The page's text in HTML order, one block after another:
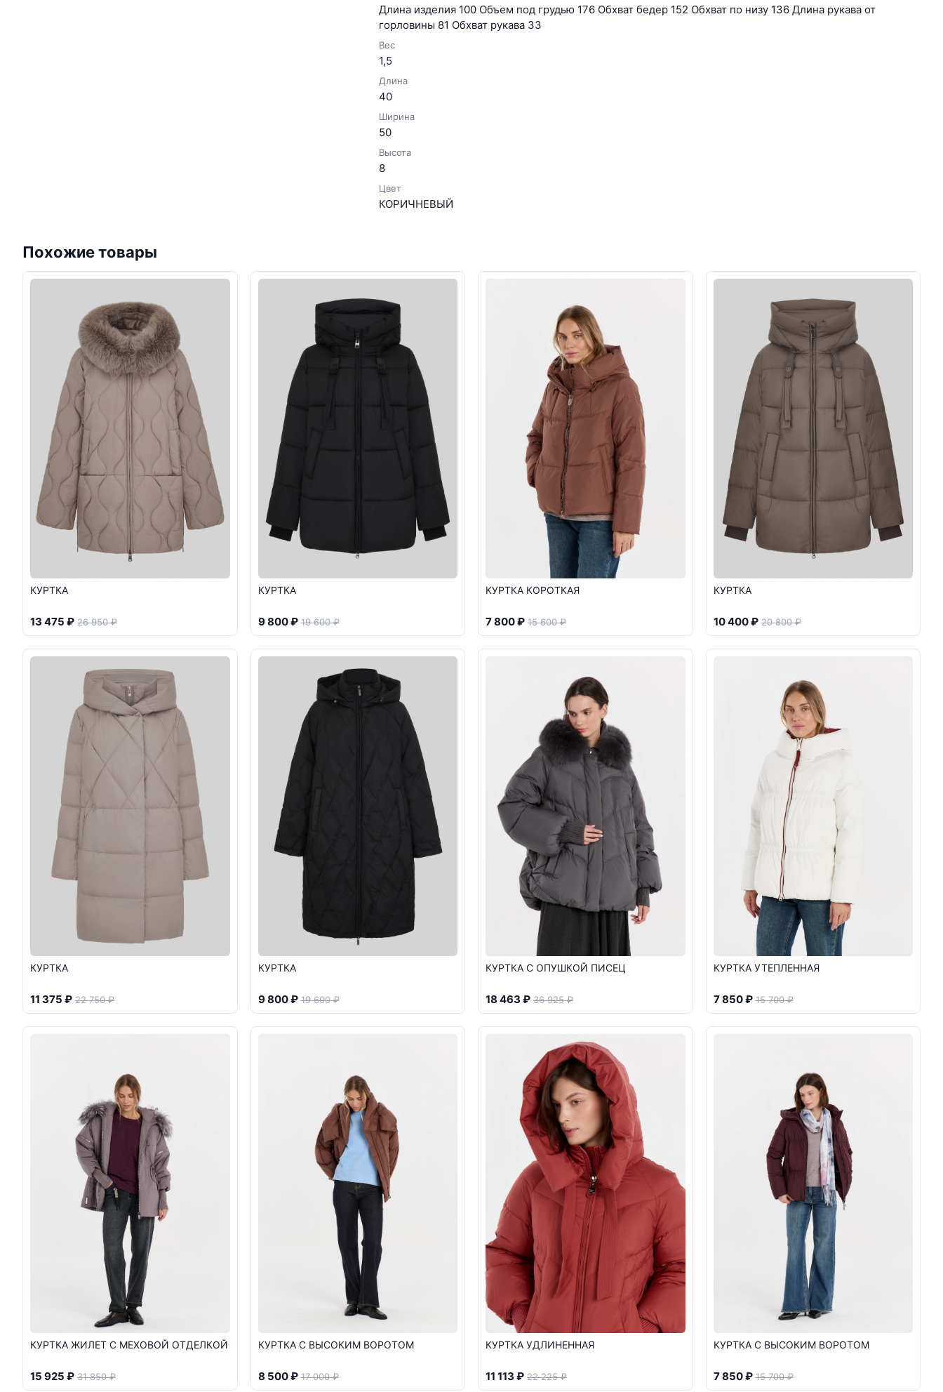
Длина изделия 100 Объем под грудью 176 Обхват бедер 152 Обхват по низу 136 Длина рукава от
горловины 81 Обхват рукава 33
Вес
1,5
Длина
40
Ширина
50
Высота
8
Цвет
КОРИЧНЕВЫЙ
Похожие товары
КУРТКА
13 475 ₽ 26 950 ₽
КУРТКА
9 800 ₽ 19 600 ₽
КУРТКА КОРОТКАЯ
7 800 ₽ 15 600 ₽
КУРТКА
10 400 ₽ 20 800 ₽
КУРТКА
11 375 ₽ 22 750 ₽
КУРТКА
9 800 ₽ 19 600 ₽
КУРТКА С ОПУШКОЙ ПИСЕЦ
18 463 ₽ 36 925 ₽
КУРТКА УТЕПЛЕННАЯ
7 850 ₽ 15 700 ₽
КУРТКА ЖИЛЕТ С МЕХОВОЙ ОТДЕЛКОЙ
15 925 ₽ 31 850 ₽
КУРТКА С ВЫСОКИМ ВОРОТОМ
8 500 ₽ 17 000 ₽
КУРТКА УДЛИНЕННАЯ
11 113 ₽ 22 225 ₽
КУРТКА С ВЫСОКИМ ВОРОТОМ
7 850 ₽ 15 700 ₽